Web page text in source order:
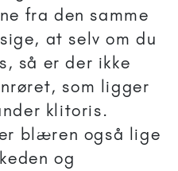
fra den samme
at selv om du
så er der ikke
som ligger
klitoris.
blæren også lige
og